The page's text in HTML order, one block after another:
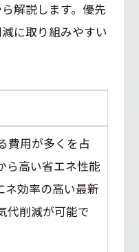
解説します。優先
に取り組みやすい
費用が多くを占
ら高い省エネ性能
ネ効率の高い最新
代削減が可能で